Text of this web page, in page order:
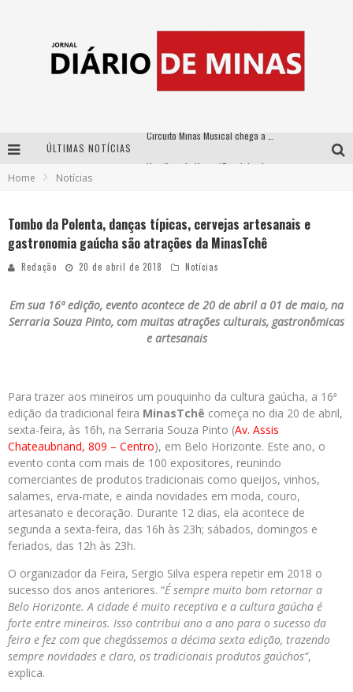
ÚLTIMAS NOTÍCIAS
Home Notícias
Tombo da Polenta, danças típicas, cervejas artesanais e
gastronomia gaúcha são atrações da MinasTchê
Redação 20 de abril de 2018 Notícias
Em sua 16ª edição, evento acontece de 20 de abril a 01 de maio, na
Serraria Souza Pinto, com muitas atrações culturais, gastronômicas
e artesanais
Para trazer aos mineiros um pouquinho da cultura gaúcha, a 16ª
edição da tradicional feira MinasTchê começa no dia 20 de abril,
sexta-feira, às 16h, na Serraria Souza Pinto (Av. Assis
Chateaubriand, 809 – Centro), em Belo Horizonte. Este ano, o
evento conta com mais de 100 expositores, reunindo
comerciantes de produtos tradicionais como queijos, vinhos,
salames, erva-mate, e ainda novidades em moda, couro,
artesanato e decoração. Durante 12 dias, ela acontece de
segunda a sexta-feira, das 16h às 23h; sábados, domingos e
feriados, das 12h às 23h.
O organizador da Feira, Sergio Silva espera repetir em 2018 o
sucesso dos anos anteriores. “É sempre muito bom retornar a
Belo Horizonte. A cidade é muito receptiva e a cultura gaúcha é
forte entre mineiros. Isso contribui ano a ano para o sucesso da
feira e fez com que chegássemos a décima sexta edição, trazendo
sempre novidades e claro, os tradicionais produtos gaúchos”,
explica.